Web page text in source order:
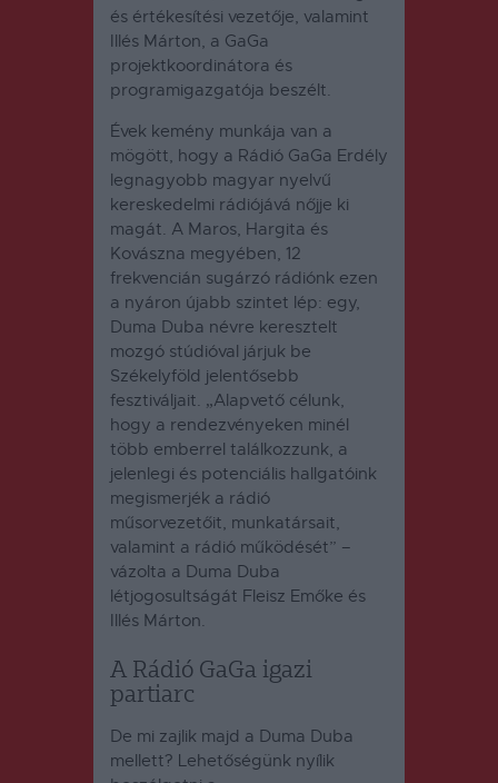
és értékesítési vezetője, valamint
Illés Márton, a GaGa
projektkoordinátora és
programigazgatója beszélt.
Évek kemény munkája van a
mögött, hogy a Rádió GaGa Erdély
legnagyobb magyar nyelvű
kereskedelmi rádiójává nőjje ki
magát. A Maros, Hargita és
Kovászna megyében, 12
frekvencián sugárzó rádiónk ezen
a nyáron újabb szintet lép: egy,
Duma Duba névre keresztelt
mozgó stúdióval járjuk be
Székelyföld jelentősebb
fesztiváljait. „Alapvető célunk,
hogy a rendezvényeken minél
több emberrel találkozzunk, a
jelenlegi és potenciális hallgatóink
megismerjék a rádió
műsorvezetőit, munkatársait,
valamint a rádió működését” –
vázolta a Duma Duba
létjogosultságát Fleisz Emőke és
Illés Márton.
A Rádió GaGa igazi
partiarc
De mi zajlik majd a Duma Duba
mellett? Lehetőségünk nyílik